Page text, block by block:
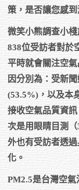
策，是否讓您感到
微笑小熊調查小
838位受訪者對於
平時就會關注空
因分別為：受新
(53.5%)，以及本
接收空氣品質資
次是用眼睛目測
外也有受訪者透
化。
PM2.5是台灣空